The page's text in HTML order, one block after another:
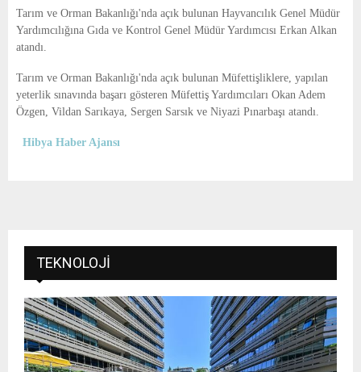
Tarım ve Orman Bakanlığı'nda açık bulunan Hayvancılık Genel Müdür
Yardımcılığına Gıda ve Kontrol Genel Müdür Yardımcısı Erkan Alkan
atandı.
Tarım ve Orman Bakanlığı'nda açık bulunan Müfettişliklere, yapılan
yeterlik sınavında başarı gösteren Müfettiş Yardımcıları Okan Adem
Özgen, Vildan Sarıkaya, Sergen Sarsık ve Niyazi Pınarbaşı atandı.
Hibya Haber Ajansı
TEKNOLOJI